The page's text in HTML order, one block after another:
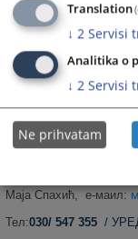
Маида Орман, е-маил:
Маја Спахић, е-маил:
Тел:030/ 547 355/
Translation
↓ 2 Servisi
Analitika o
↓ 2 Servisi
Ne prihvatam